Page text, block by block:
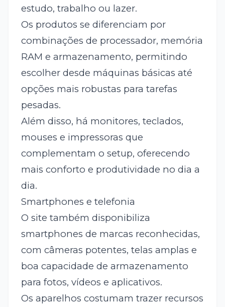
estudo, trabalho ou lazer.
Os produtos se diferenciam por
combinações de processador, memória
RAM e armazenamento, permitindo
escolher desde máquinas básicas até
opções mais robustas para tarefas
pesadas.
Além disso, há monitores, teclados,
mouses e impressoras que
complementam o setup, oferecendo
mais conforto e produtividade no dia a
dia.
Smartphones e telefonia
O site também disponibiliza
smartphones de marcas reconhecidas,
com câmeras potentes, telas amplas e
boa capacidade de armazenamento
para fotos, vídeos e aplicativos.
Os aparelhos costumam trazer recursos